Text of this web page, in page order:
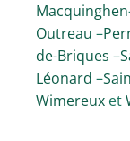
Macquinghen
Outreau –
de-Briques –
Léonard –
Wimereux et